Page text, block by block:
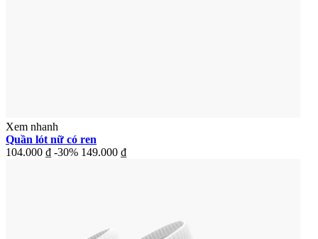
Xem nhanh
Quần lót nữ có ren
104.000 ₫ -30% 149.000 ₫